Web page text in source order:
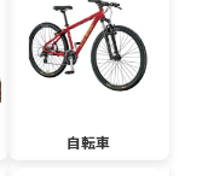
自転車